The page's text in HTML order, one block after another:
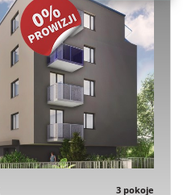
3 pokoje